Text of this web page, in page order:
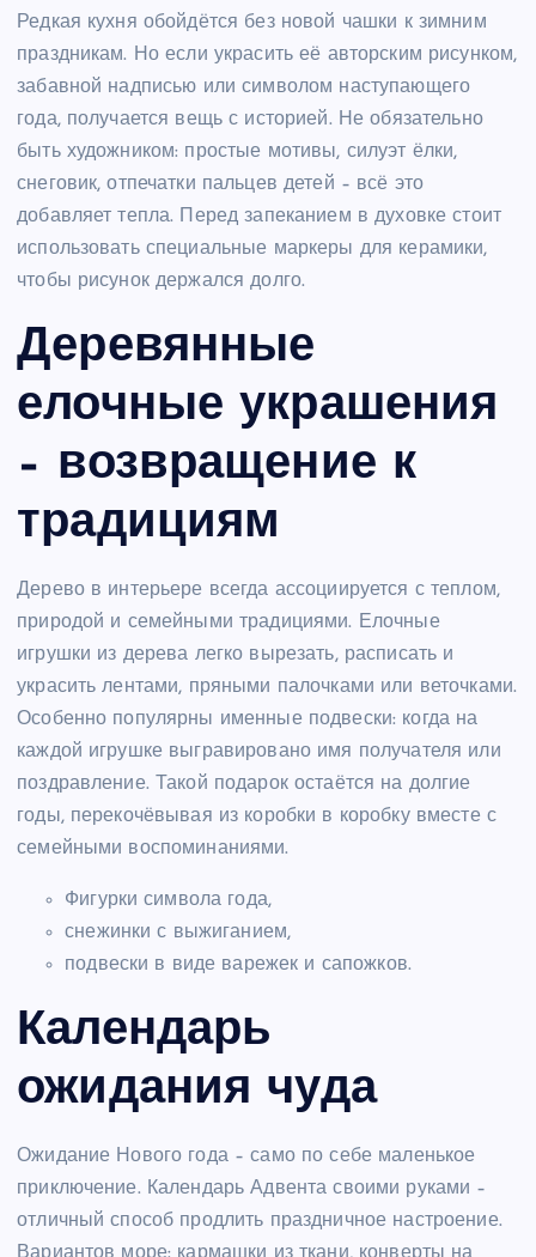
Редкая кухня обойдётся без новой чашки к зимним
праздникам. Но если украсить её авторским рисунком,
забавной надписью или символом наступающего
года, получается вещь с историей. Не обязательно
быть художником: простые мотивы, силуэт ёлки,
снеговик, отпечатки пальцев детей – всё это
добавляет тепла. Перед запеканием в духовке стоит
использовать специальные маркеры для керамики,
чтобы рисунок держался долго.
Деревянные
елочные украшения
– возвращение к
традициям
Дерево в интерьере всегда ассоциируется с теплом,
природой и семейными традициями. Елочные
игрушки из дерева легко вырезать, расписать и
украсить лентами, пряными палочками или веточками.
Особенно популярны именные подвески: когда на
каждой игрушке выгравировано имя получателя или
поздравление. Такой подарок остаётся на долгие
годы, перекочёвывая из коробки в коробку вместе с
семейными воспоминаниями.
Фигурки символа года,
снежинки с выжиганием,
подвески в виде варежек и сапожков.
Календарь
ожидания чуда
Ожидание Нового года – само по себе маленькое
приключение. Календарь Адвента своими руками –
отличный способ продлить праздничное настроение.